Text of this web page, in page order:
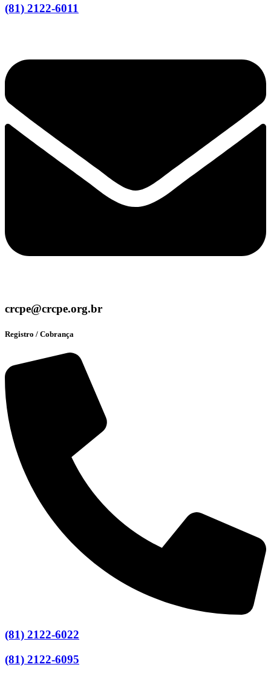
(81) 2122-6011
crcpe@crcpe.org.br
Registro / Cobrança
(81) 2122-6022
(81) 2122-6095